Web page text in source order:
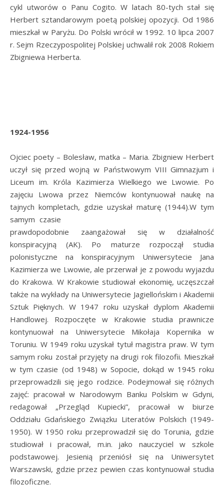
cykl utworów o Panu Cogito. W latach 80-tych stał się
Herbert sztandarowym poetą polskiej opozycji. Od 1986
mieszkał w Paryżu. Do Polski wrócił w 1992. 10 lipca 2007
r. Sejm Rzeczypospolitej Polskiej uchwalił rok 2008 Rokiem
Zbigniewa Herberta.
1924-1956
Ojciec poety – Bolesław, matka – Maria. Zbigniew Herbert
uczył się przed wojną w Państwowym VIII Gimnazjum i
Liceum im. Króla Kazimierza Wielkiego we Lwowie. Po
zajęciu Lwowa przez Niemców kontynuował naukę na
tajnych kompletach, gdzie uzyskał maturę (1944).W tym
samym czasie
prawdopodobnie zaangażował się w działalność
konspiracyjną (AK). Po maturze rozpoczął studia
polonistyczne na konspiracyjnym Uniwersytecie Jana
Kazimierza we Lwowie, ale przerwał je z powodu wyjazdu
do Krakowa. W Krakowie studiował ekonomię, uczęszczał
także na wykłady na Uniwersytecie Jagiellońskim i Akademii
Sztuk Pięknych. W 1947 roku uzyskał dyplom Akademii
Handlowej. Rozpoczęte w Krakowie studia prawnicze
kontynuował na Uniwersytecie Mikołaja Kopernika w
Toruniu. W 1949 roku uzyskał tytuł magistra praw. W tym
samym roku został przyjęty na drugi rok filozofii. Mieszkał
w tym czasie (od 1948) w Sopocie, dokąd w 1945 roku
przeprowadzili się jego rodzice. Podejmował się różnych
zajęć: pracował w Narodowym Banku Polskim w Gdyni,
redagował „Przegląd Kupiecki”, pracował w biurze
Oddziału Gdańskiego Związku Literatów Polskich (1949-
1950). W 1950 roku przeprowadził się do Torunia, gdzie
studiował i pracował, m.in. jako nauczyciel w szkole
podstawowej. Jesienią przeniósł się na Uniwersytet
Warszawski, gdzie przez pewien czas kontynuował studia
filozoficzne.